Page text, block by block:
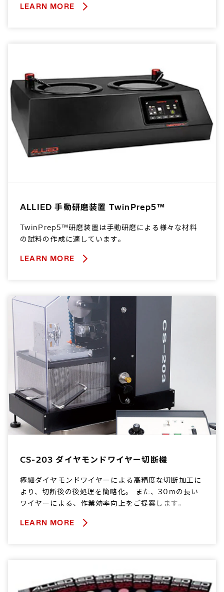
LEARN MORE
ALLIED 手動研磨装置 TwinPrep5™
TwinPrep5™研磨装置は手動研磨による様々な材料
の試料の作成に適しています。
LEARN MORE
CS-203 ダイヤモンドワイヤー切断機
極細ダイヤモンドワイヤーによる高精度な切断加工に
より、切断後の後処理を簡略化。 また、30mの長い
ワイヤーによる、作業効率向上をご提案します。
LEARN MORE